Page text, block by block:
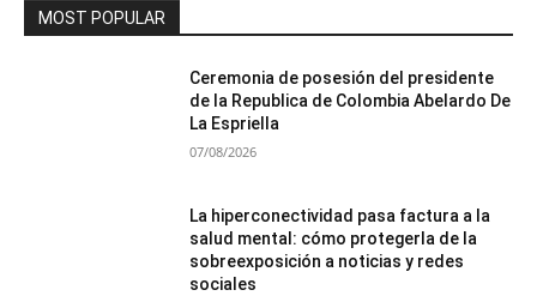
MOST POPULAR
Ceremonia de posesión del presidente
de la Republica de Colombia Abelardo De
La Espriella
07/08/2026
La hiperconectividad pasa factura a la
salud mental: cómo protegerla de la
sobreexposición a noticias y redes
sociales